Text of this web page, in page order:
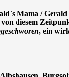
Mama /
Zeitpunkt
, ein